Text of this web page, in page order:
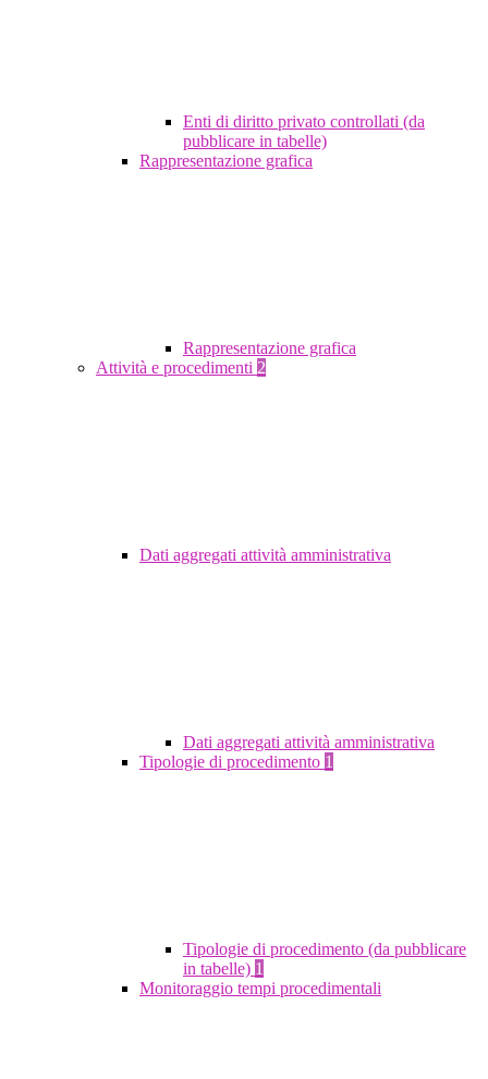
Enti di diritto privato controllati (da
pubblicare in tabelle)
Rappresentazione grafica
Rappresentazione grafica
Attività e procedimenti 2
Dati aggregati attività amministrativa
Dati aggregati attività amministrativa
Tipologie di procedimento 1
Tipologie di procedimento (da pubblicare
in tabelle) 1
Monitoraggio tempi procedimentali